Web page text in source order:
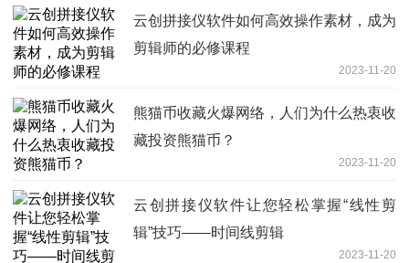
云创拼接仪软件如何高效操作素材，成为
剪辑师的必修课程
2023-11-20
熊猫币收藏火爆网络，人们为什么热衷收
藏投资熊猫币？
2023-11-20
云创拼接仪软件让您轻松掌握“线性剪
辑”技巧——时间线剪辑
2023-11-20